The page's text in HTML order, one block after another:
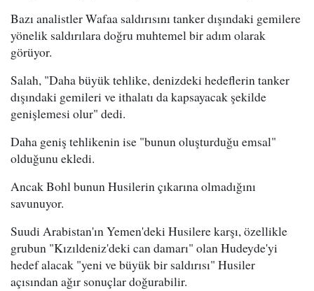
Bazı analistler Wafaa saldırısını tanker dışındaki gemilere
yönelik saldırılara doğru muhtemel bir adım olarak
görüyor.
Salah, "Daha büyük tehlike, denizdeki hedeflerin tanker
dışındaki gemileri ve ithalatı da kapsayacak şekilde
genişlemesi olur" dedi.
Daha geniş tehlikenin ise "bunun oluşturduğu emsal"
olduğunu ekledi.
Ancak Bohl bunun Husilerin çıkarına olmadığını
savunuyor.
Suudi Arabistan'ın Yemen'deki Husilere karşı, özellikle
grubun "Kızıldeniz'deki can damarı" olan Hudeyde'yi
hedef alacak "yeni ve büyük bir saldırısı" Husiler
açısından ağır sonuçlar doğurabilir.